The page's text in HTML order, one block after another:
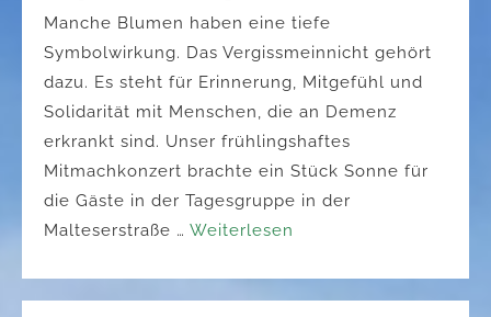
Manche Blumen haben eine tiefe
Symbolwirkung. Das Vergissmeinnicht gehört
dazu. Es steht für Erinnerung, Mitgefühl und
Solidarität mit Menschen, die an Demenz
erkrankt sind. Unser frühlingshaftes
Mitmachkonzert brachte ein Stück Sonne für
die Gäste in der Tagesgruppe in der
Malteserstraße … Weiterlesen